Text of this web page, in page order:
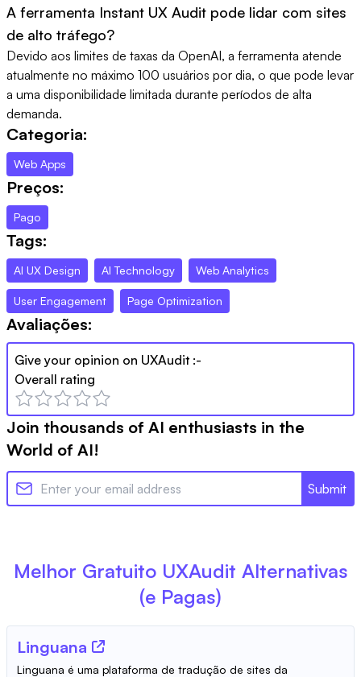
A ferramenta Instant UX Audit pode lidar com sites
de alto tráfego?
Devido aos limites de taxas da OpenAI, a ferramenta atende
atualmente no máximo 100 usuários por dia, o que pode levar
a uma disponibilidade limitada durante períodos de alta
demanda.
Categoria:
Web Apps
Preços:
Pago
Tags:
AI UX Design AI Technology Web Analytics
User Engagement Page Optimization
Avaliações:
Give your opinion on UXAudit :-
Overall rating
Join thousands of AI enthusiasts in the
World of AI!
Submit
Melhor Gratuito UXAudit Alternativas
(e Pagas)
Linguana
Linguana é uma plataforma de tradução de sites da